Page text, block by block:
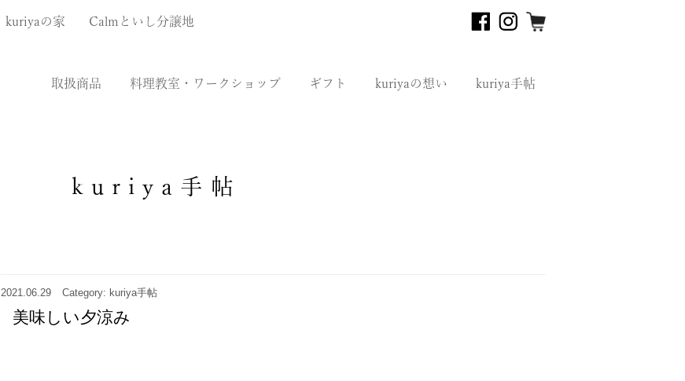
kuriyaの家 Calmといし分譲地
取扱商品 料理教室・ワークショップ ギフト kuriyaの想い kuriya手帖
kuriya手帖
2021.06.29 Category: kuriya手帖
美味しい夕涼み